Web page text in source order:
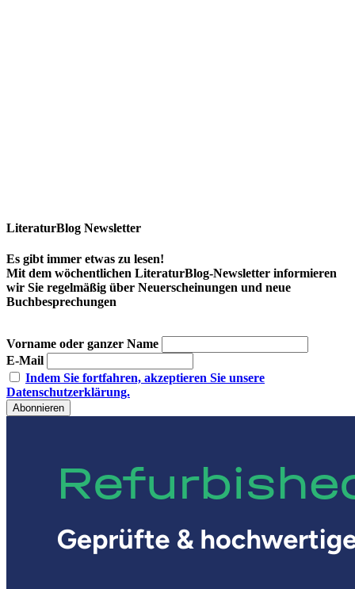
LiteraturBlog Newsletter
Es gibt immer etwas zu lesen!
Mit dem wöchentlichen LiteraturBlog-Newsletter informieren
wir Sie regelmäßig über Neuerscheinungen und neue
Buchbesprechungen
Vorname oder ganzer Name
E-Mail
Indem Sie fortfahren, akzeptieren Sie unsere
Datenschutzerklärung.